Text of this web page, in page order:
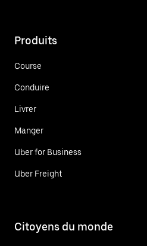
Produits
Course
Conduire
Livrer
Manger
Uber for Business
Uber Freight
Citoyens du monde